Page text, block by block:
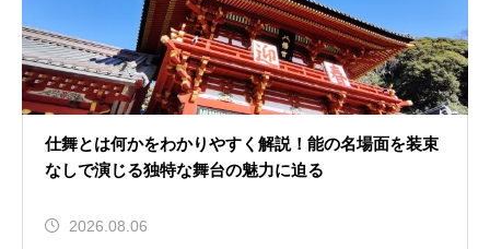
2026.08.04
文楽の小道具の細かい見どころと
は？舞台を彩る道具に秘められた意
落語
仕舞とは何かをわかりやすく解説！能の名場面を装束
なしで演じる独特な舞台の魅力に迫る
2026.08.06